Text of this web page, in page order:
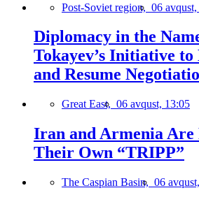
Post-Soviet region, 06
Diplomacy in the
Tokayev’s Initiative
and Resume
Great East, 06 avqust, 13:05
Iran and Armenia Are
Their Own “TRIPP”
The Caspian Basin, 06